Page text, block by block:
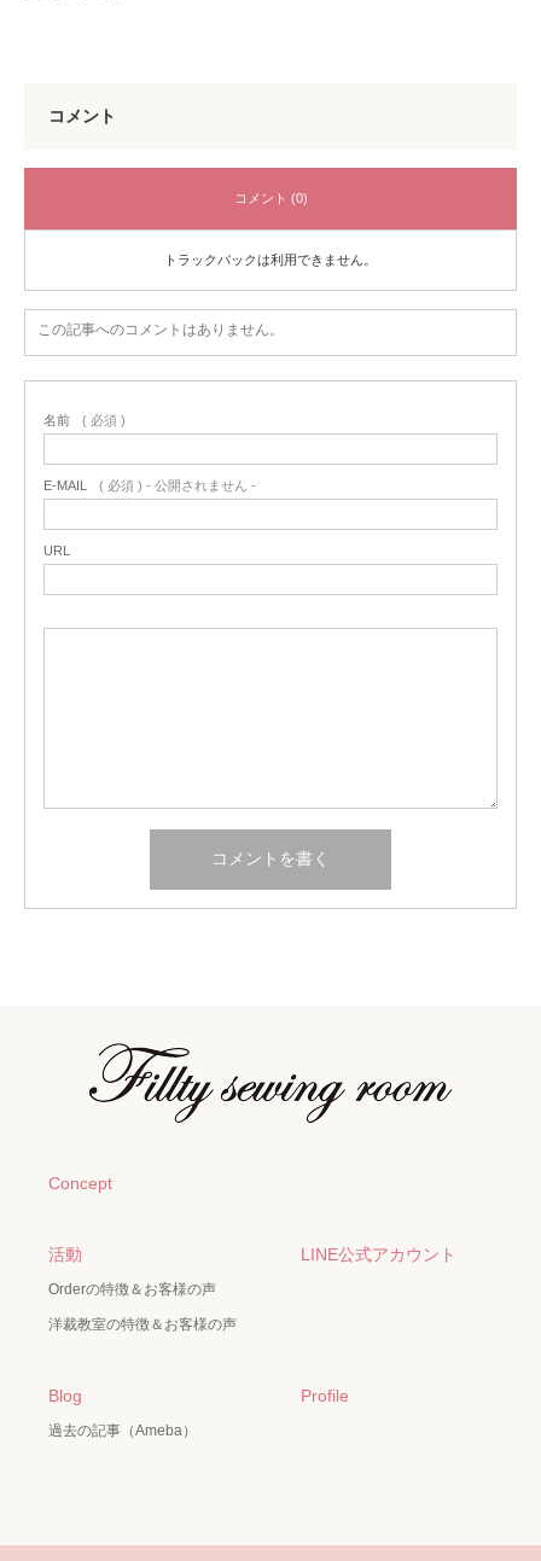
コメント
コメント (0)
トラックバックは利用できません。
この記事へのコメントはありません。
名前 ( 必須 )
E-MAIL ( 必須 ) - 公開されません -
URL
Concept
活動
Orderの特徴＆お客様の声
洋裁教室の特徴＆お客様の声
LINE公式アカウント
Blog
過去の記事（Ameba）
Profile